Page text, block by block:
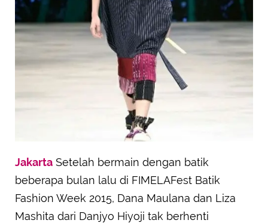
Jakarta Setelah bermain dengan batik
beberapa bulan lalu di FIMELAFest Batik
Fashion Week 2015, Dana Maulana dan Liza
Mashita dari Danjyo Hiyoji tak berhenti